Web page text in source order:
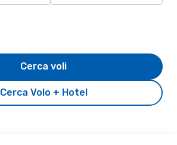
Cerca Volo + Hotel
Cerca voli